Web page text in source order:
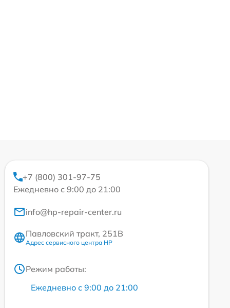
+7 (800) 301-97-75
Ежедневно с 9:00 до 21:00
info@hp-repair-center.ru
Павловский тракт, 251В
Адрес сервисного центра HP
Режим работы:
Ежедневно с 9:00 до 21:00